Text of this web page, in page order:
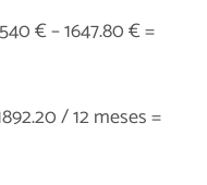
€ – 1647.80 € =
/ 12 meses =